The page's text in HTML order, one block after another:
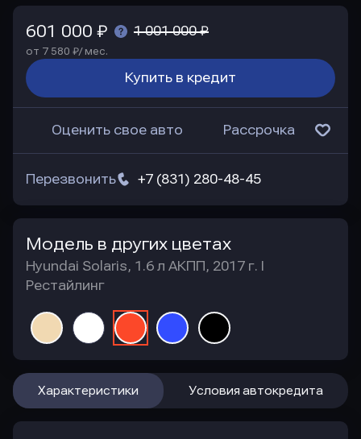
601 000 ₽ 1 001 000 ₽
от 7 580 ₽/ мес.
Купить в кредит
Оценить свое авто Рассрочка
+7 (831) 280-48-45
Перезвонить
Модель в других цветах
Hyundai Solaris, 1.6 л АКПП, 2017 г. I
Рестайлинг
Характеристики Условия автокредита